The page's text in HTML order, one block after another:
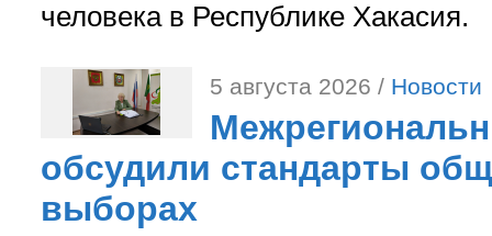
человека в Республике Хакасия.
5 августа 2026 / Новости
обсудили стандарты
выборах